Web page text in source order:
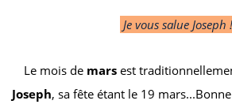
Je vous salue Joseph !
Le mois de mars est
Joseph, sa fête étant le 19